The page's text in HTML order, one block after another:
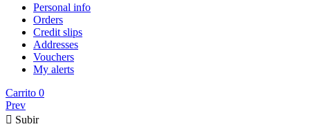
Personal info
Orders
Credit slips
Addresses
Vouchers
My alerts
Carrito 0
Prev
 Subir